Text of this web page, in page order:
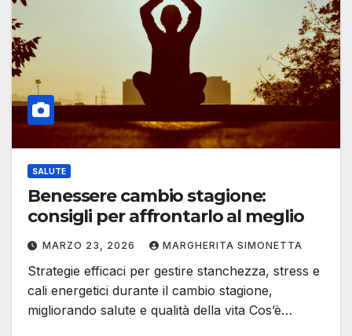
SALUTE
Benessere cambio stagione:
consigli per affrontarlo al meglio
MARZO 23, 2026 MARGHERITA SIMONETTA
Strategie efficaci per gestire stanchezza, stress e
cali energetici durante il cambio stagione,
migliorando salute e qualità della vita Cos’è…